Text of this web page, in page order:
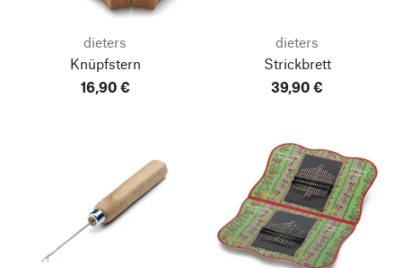
dieters
Knüpfstern
16,90 €
dieters
Strickbrett
39,90 €